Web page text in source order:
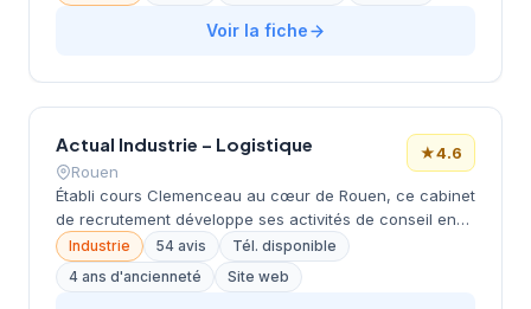
recrutement et intérim. La structure propose ses
services de placement et de travail temporaire aux
normande. Avec une note Google de 4,8/5 basée sur 18
avis clients, l'agence témoigne d'un service apprécié
le réseau Samsic Emploi lui confère une expertise
reconnue du marché de l'emploi seine-maritime.
Voir la fiche
Actual Industrie – Logistique
Rouen
★4.6
Établi cours Clemenceau au cœur de Rouen, ce cabinet
de recrutement développe ses activités de conseil en
ressources humaines dans la métropole normande. La
structure accompagne les entreprises locales et
régionales dans leurs recherches de profils qualifiés,
Industrie 54 avis
Tél. disponible
4 ans d'ancienneté
Site web